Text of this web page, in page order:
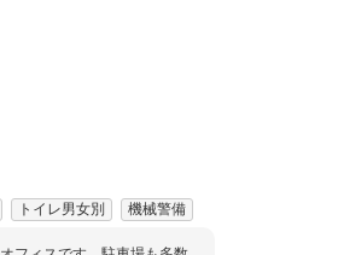
トイレ男女別 機械警備